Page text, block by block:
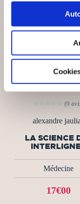
(0
alexandre
LA SCIENCE
Médecine
17€00